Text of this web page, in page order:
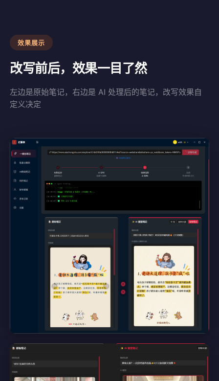
效果展示
改写前后，效果一目了然
左边是原始笔记，右边是 AI 处理后的笔记，改写效果自
定义决定